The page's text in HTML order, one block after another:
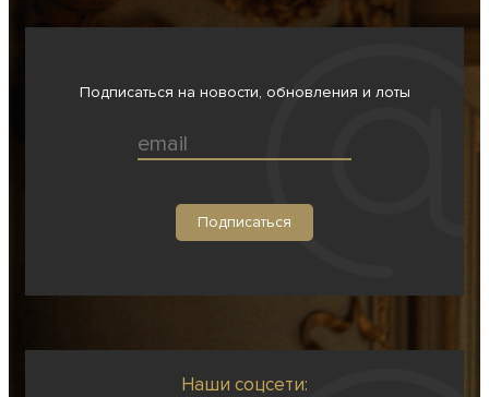
Подписаться на новости, обновления и лоты
Наши соцсети: